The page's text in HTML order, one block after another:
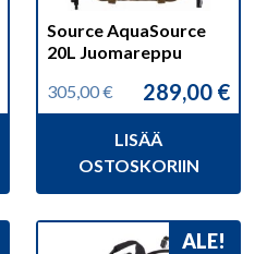
Source AquaSource
20L Juomareppu
305,00€
Alkuperäinen
hinta
305,00 €.
289,00 €
Nykyinen
hinta
289,00 €.
LISÄÄ
OSTOSKORIIN
ALE!